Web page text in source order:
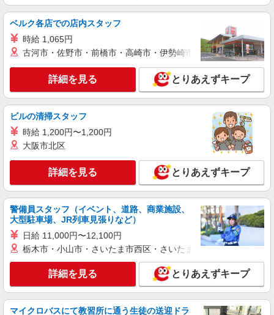
派遣社員
株式会社トラストグロース 新宿本社 第3営業部
グループホームでの夜専介護士
1夜勤：24700円〜27550円 ※資格や経験など
による
埼玉県川口市
キープ 詳細を見る
派遣社員
グループホームでの夜専介護士
1夜勤：26600円〜30400円 ※資格や経験など
による
埼玉県川口市
キープ 詳細を見る
（株）ウィルオブ・ワークCW 大宮支店/ms110101
介護スタッフ
時給1650円 ◆前払い・日払い・週払いOK
ベルク各店での店内スタッフ
時給 1,065円
古河市・佐野市・前橋市・高崎市・伊勢崎市・太田市・館林市
詳細を見る とりあえずキープ
ビルの清掃スタッフ
時給 1,200円〜1,200円
大阪市北区
詳細を見る とりあえずキープ
警備員スタッフ（イベント、道路、商業施設、
大型駐車場、JR列車見張りなど）
日給 11,000円〜12,100円
栃木市・小山市・さいたま市西区・さいたま市岩槻区・久喜市・
詳細を見る とりあえずキープ
マイクロバスにて教習所に通う生徒の送迎ドラ